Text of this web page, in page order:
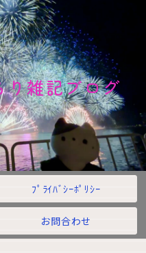
雑記ブログ
ﾌﾟﾗｲﾊﾞｼｰﾎﾟﾘｼｰ
お問合わせ